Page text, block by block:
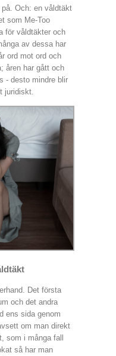
Och: en våldtäkt
som Me-Too
för våldtäkter och
av dessa har
ord mot ord och
åren har gått och
- desto mindre blir
juridiskt.
Det första
och det andra
ens sida genom
om man direkt
som i många fall
så har man